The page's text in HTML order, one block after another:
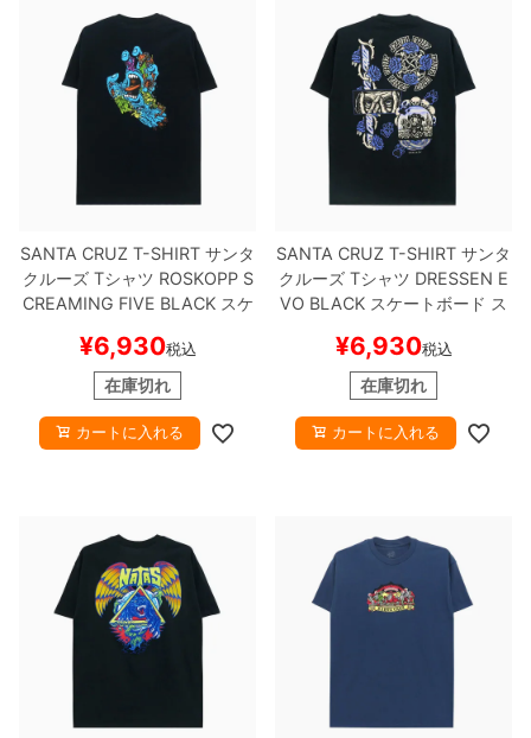
SANTA CRUZ T-SHIRT サンタ
クルーズTシャツ ROSKOPP S
CREAMING FIVE BLACKスケ
¥6,930税込
在庫切れ
カートに入れる
SANTA CRUZ T-SHIRT サンタ
クルーズ Tシャツ DRESSEN E
VO BLACK スケートボード ス
¥6,930税込
在庫切れ
カートに入れる